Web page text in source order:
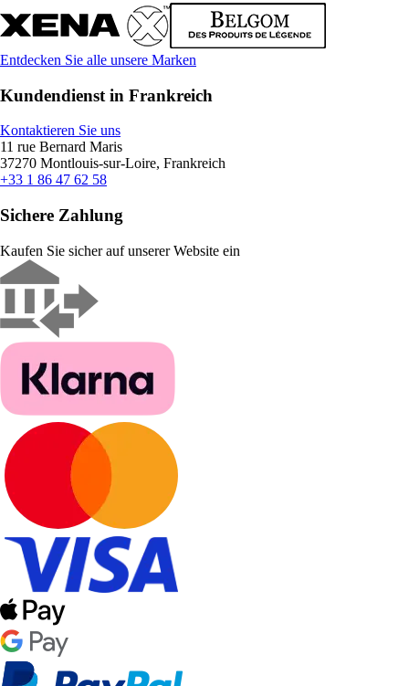
Entdecken Sie alle unsere Marken
Kundendienst in Frankreich
Kontaktieren Sie uns
11 rue Bernard Maris
37270 Montlouis-sur-Loire, Frankreich
+33 1 86 47 62 58
Sichere Zahlung
Kaufen Sie sicher auf unserer Website ein